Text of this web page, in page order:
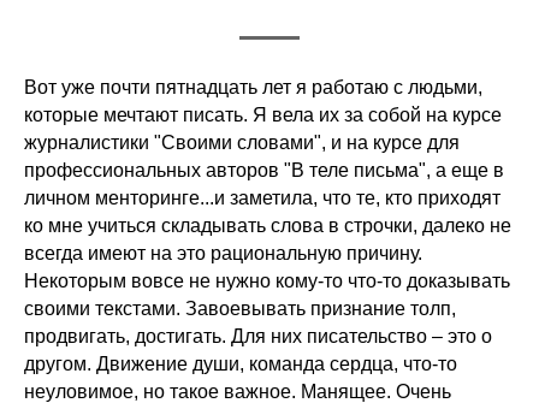
Вот уже почти пятнадцать лет я работаю с людьми,
которые мечтают писать. Я вела их за собой на курсе
журналистики "Своими словами", и на курсе для
профессиональных авторов "В теле письма", а еще в
личном менторинге...и заметила, что те, кто приходят
ко мне учиться складывать слова в строчки, далеко не
всегда имеют на это рациональную причину.
Некоторым вовсе не нужно кому-то что-то доказывать
своими текстами. Завоевывать признание толп,
продвигать, достигать. Для них писательство – это о
другом. Движение души, команда сердца, что-то
неуловимое, но такое важное. Манящее. Очень